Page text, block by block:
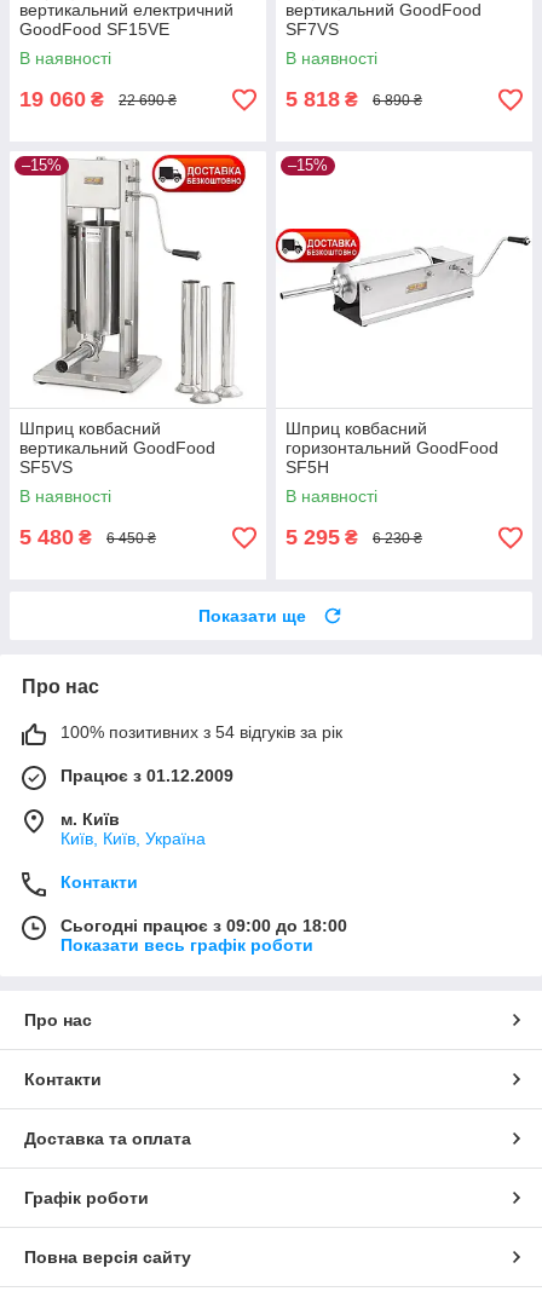
вертикальний електричний
GoodFood SF15VE
В наявності
19 060 ₴ 22 690 ₴
вертикальний GoodFood
SF7VS
В наявності
5 818 ₴ 6 890 ₴
–15%
Шприц ковбасний
вертикальний GoodFood
SF5VS
В наявності
5 480 ₴ 6 450 ₴
–15%
Шприц ковбасний
горизонтальний GoodFood
SF5H
В наявності
5 295 ₴ 6 230 ₴
Показати ще
Про нас
100% позитивних з 54 відгуків за рік
Працює з 01.12.2009
м. Київ
Київ, Київ, Україна
Контакти
Сьогодні працює з 09:00 до 18:00
Показати весь графік роботи
Про нас
Контакти
Доставка та оплата
Графік роботи
Повна версія сайту